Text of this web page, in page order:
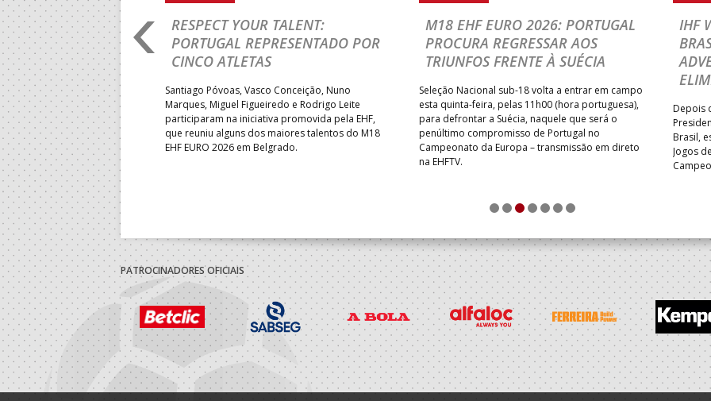
2026: PORTUGAL
E SEGUE NA LUTA
18 regressou às vitórias no
ao superar a Suécia por 32-
uma vaga para o
do Mundo.
RESPECT YOUR TALENT:
PORTUGAL REPRESENTADO POR
CINCO ATLETAS
Santiago Póvoas, Vasco Conceição, Nuno
Marques, Miguel Figueiredo e Rodrigo Leite
participaram na iniciativa promovida pela EHF,
que reuniu alguns dos maiores talentos do M18
EHF EURO 2026 em Belgrado.
M18 EHF EURO 2026: PORTUGAL
PROCURA REGRESSAR AOS
TRIUNFOS FRENTE À SUÉCIA
Seleção Nacional sub-18 volta a entrar em campo
esta quinta-feira, pelas 11h00 (hora portuguesa),
para defrontar a Suécia, naquele que será o
penúltimo compromisso de Portugal no
Campeonato da Europa – transmissão em direto
na EHFTV.
IHF
Depois
Brasil,
Jogos
1 2 3 4 5 6 7
PATROCINADORES OFICIAIS